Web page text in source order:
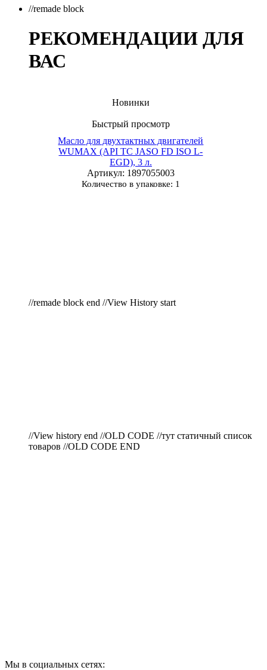
//remade block
РЕКОМЕНДАЦИИ ДЛЯ
ВАС
Новинки
Быстрый просмотр
Масло для двухтактных двигателей
WUMAX (API TC JASO FD ISO L-
EGD), 3 л.
Артикул: 1897055003
Количество в упаковке: 1
//remade block end //View History start
//View history end //OLD CODE //тут статичный список
товаров //OLD CODE END
Мы в социальных сетях: